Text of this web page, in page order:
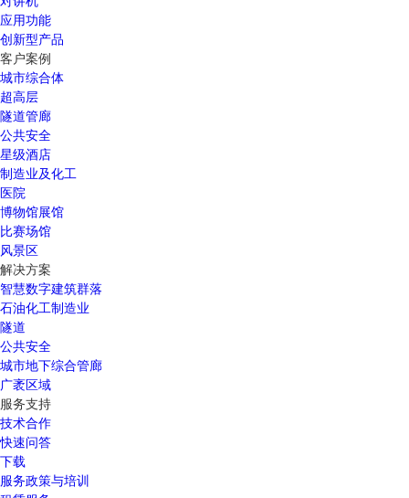
应用功能
创新型产品
客户案例
城市综合体
超高层
隧道管廊
公共安全
星级酒店
制造业及化工
医院
博物馆展馆
比赛场馆
风景区
解决方案
智慧数字建筑群落
石油化工制造业
隧道
公共安全
城市地下综合管廊
广袤区域
服务支持
技术合作
快速问答
下载
服务政策与培训